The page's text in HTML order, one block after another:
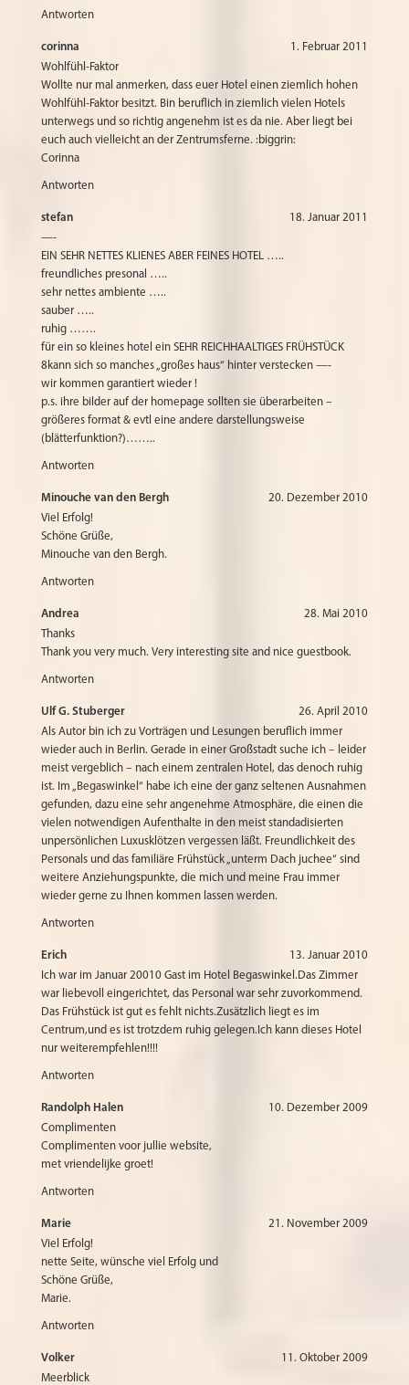
Antworten
corinna
1. Februar 2011
Wohlfühl-Faktor
Wollte nur mal anmerken, dass euer Hotel einen ziemlich hohen
Wohlfühl-Faktor besitzt. Bin beruflich in ziemlich vielen Hotels
unterwegs und so richtig angenehm ist es da nie. Aber liegt bei
euch auch vielleicht an der Zentrumsferne. :biggrin:
Corinna
Antworten
stefan
18. Januar 2011
—-
EIN SEHR NETTES KLIENES ABER FEINES HOTEL …..
freundliches presonal …..
sehr nettes ambiente …..
sauber …..
ruhig …….
für ein so kleines hotel ein SEHR REICHHAALTIGES FRÜHSTÜCK
8kann sich so manches „großes haus“ hinter verstecken —-
wir kommen garantiert wieder !
p.s. ihre bilder auf der homepage sollten sie überarbeiten –
größeres format & evtl eine andere darstellungsweise
(blätterfunktion?)……..
Antworten
Minouche van den Bergh
20. Dezember 2010
Viel Erfolg!
Schöne Grüße,
Minouche van den Bergh.
Antworten
Andrea
28. Mai 2010
Thanks
Thank you very much. Very interesting site and nice guestbook.
Antworten
Ulf G. Stuberger
26. April 2010
Als Autor bin ich zu Vorträgen und Lesungen beruflich immer
wieder auch in Berlin. Gerade in einer Großstadt suche ich – leider
meist vergeblich – nach einem zentralen Hotel, das denoch ruhig
ist. Im „Begaswinkel“ habe ich eine der ganz seltenen Ausnahmen
gefunden, dazu eine sehr angenehme Atmosphäre, die einen die
vielen notwendigen Aufenthalte in den meist standadisierten
unpersönlichen Luxusklötzen vergessen läßt. Freundlichkeit des
Personals und das familiäre Frühstück „unterm Dach juchee“ sind
weitere Anziehungspunkte, die mich und meine Frau immer
wieder gerne zu Ihnen kommen lassen werden.
Antworten
Erich
13. Januar 2010
Ich war im Januar 20010 Gast im Hotel Begaswinkel.Das Zimmer
war liebevoll eingerichtet, das Personal war sehr zuvorkommend.
Das Frühstück ist gut es fehlt nichts.Zusätzlich liegt es im
Centrum,und es ist trotzdem ruhig gelegen.Ich kann dieses Hotel
nur weiterempfehlen!!!!
Antworten
Randolph Halen
10. Dezember 2009
Complimenten
Complimenten voor jullie website,
met vriendelijke groet!
Antworten
Marie
21. November 2009
Viel Erfolg!
nette Seite, wünsche viel Erfolg und
Schöne Grüße,
Marie.
Antworten
Volker
11. Oktober 2009
Meerblick